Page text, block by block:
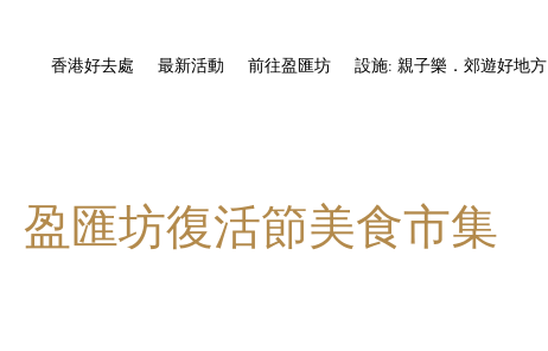
香港好去處 最新活動 前往盈匯坊 設施: 親子樂．郊遊好地方
盈匯坊復活節美食市集